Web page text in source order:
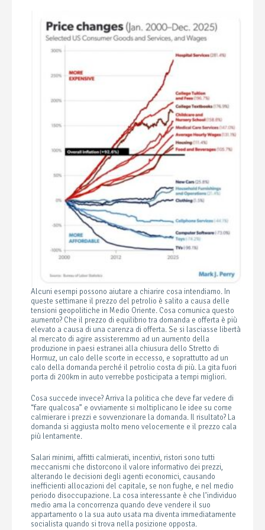
Alcuni esempi possono aiutare a chiarire cosa intendiamo. In
queste settimane il prezzo del petrolio è salito a causa delle
tensioni geopolitiche in Medio Oriente. Cosa comunica questo
aumento? Che il prezzo di equilibrio tra domanda e offerta è più
elevato a causa di una carenza di offerta. Se si lasciasse libertà
al mercato di agire assisteremmo ad un aumento della
produzione in paesi estranei alla chiusura dello Stretto di
Hormuz, un calo delle scorte in eccesso, e soprattutto ad un
calo della domanda perché il petrolio costa di più. La gita fuori
porta di 200km in auto verrebbe posticipata a tempi migliori.
Cosa succede invece? Arriva la politica che deve far vedere di
“fare qualcosa” e ovviamente si moltiplicano le idee su come
calmierare i prezzi e sovvenzionare la domanda. Il risultato? La
domanda si aggiusta molto meno velocemente e il prezzo cala
più lentamente.
Salari minimi, affitti calmierati, incentivi, ristori sono tutti
meccanismi che distorcono il valore informativo dei prezzi,
alterando le decisioni degli agenti economici, causando
inefficienti allocazioni del capitale, se non fughe, e nel medio
periodo disoccupazione. La cosa interessante è che l’individuo
medio ama la concorrenza quando deve vendere il suo
appartamento o la sua auto usata ma diventa immediatamente
socialista quando si trova nella posizione opposta.